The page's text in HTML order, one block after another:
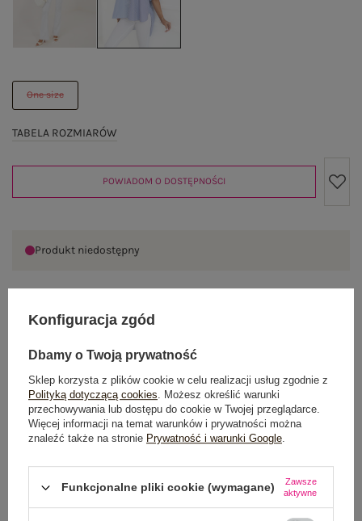
One size
TABELA ROZMIARÓW
POWIADOM O DOSTĘPNOŚCI
Produkt niedostępny
OPIS PRODUKTU
GŁÓWNE PARAMETRY
OPINIE O PRODUKCIE (2)
WYSYŁKA I DOSTAWA
Konfiguracja zgód
Dbamy o Twoją prywatność
Sklep korzysta z plików cookie w celu realizacji usług zgodnie z
Polityką dotyczącą cookies. Możesz określić warunki
przechowywania lub dostępu do cookie w Twojej przeglądarce.
Więcej informacji na temat warunków i prywatności można
znaleźć także na stronie Prywatność i warunki Google.
Funkcjonalne pliki cookie (wymagane)
Zawsze
aktywne